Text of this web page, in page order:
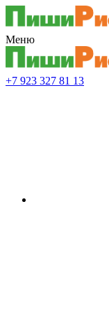
Меню
+7 923 327 81 13